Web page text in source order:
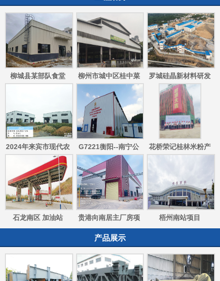
柳城县某部队食堂
柳州市城中区桂中菜
市临时市场项目
罗城硅晶新材料研发
开发制造一体化项目
(一期)
2024年来宾市现代农
业产业园油茶新品种
产业 化示范推广项目
G7221衡阳--南宁公
路（龙胜至融安段）
花桥荣记桂林米粉产
业园生产大楼封顶大
石龙南区 加油站
贵港向南居主厂房项
目
梧州南站项目
产品展示